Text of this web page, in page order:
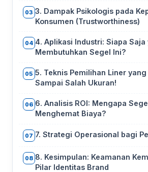
03 3. Dampak Psikologis pada
Konsumen (Trustworthiness)
04 4. Aplikasi Industri: Siapa Saja
Membutuhkan Segel Ini?
05 5. Teknis Pemilihan Liner
Sampai Salah Ukuran!
06 6. Analisis ROI: Mengapa
Menghemat Biaya?
07 7. Strategi Operasional bagi
08 8. Kesimpulan: Keamanan
Pilar Identitas Brand